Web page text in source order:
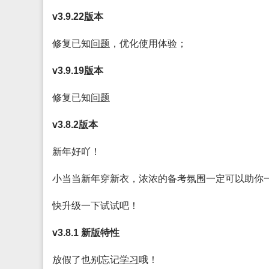
v3.9.22版本
修复已知问题 ，优化使用体验；
v3.9.19版本
修复已知问题
v3.8.2版本
新年好吖！
小当当新年穿新衣，浓浓的备考氛围一定可以助你
快升级一下试试吧！
v3.8.1 新版特性
放假了也别忘记学习哦！